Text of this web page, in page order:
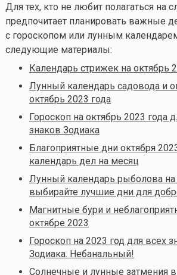
Для тех, кто не любит полагаться на
предпочитает планировать важные
с гороскопом или лунным
следующие материалы:
Календарь стрижек на октябрь
Лунный календарь садовода и
октябрь 2023 года
Гороскоп на октябрь 2023 года
знаков Зодиака
Благоприятные дни октября
календарь дел на месяц
Лунный календарь рыболова на
выбирайте лучшие дни для
Магнитные бури и
октябре 2023
Гороскоп на 2023 год для всех
Зодиака. Небанальный!
Солнечные и лунные затмения в